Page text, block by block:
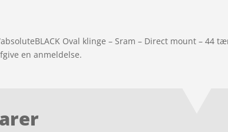
Oval klinge – Sram – Direct mount – 44
en anmeldelse.